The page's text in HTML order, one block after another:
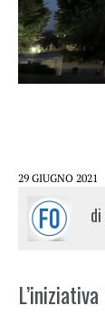
29 GIUGNO 2021
di